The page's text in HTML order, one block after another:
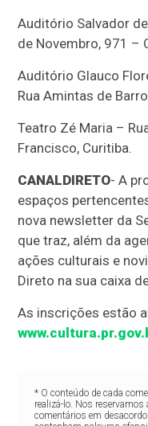
Auditório Salvador
de Novembro, 971 –
Auditório Glauco
Rua Amintas de
Teatro Zé Maria –
Francisco, Curitiba.
CANALDIRETO- A
espaços
nova newsletter da
que traz, além da
ações culturais e
Direto na sua caixa
As inscrições estão
* O conteúdo de cada
realizá-lo. Nos
comentários em